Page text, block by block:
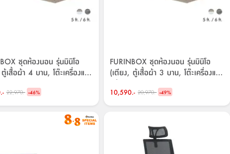
ชุดห้องนอน รุ่นมินิโอ
เสื้อผ้า 4 บาน, โต๊ะเครื่องแป้ง
ล)
22,970.- -46%
FURINBOX ชุดห้องนอน รุ่นมินิโอ
(เตียง, ตู้เสื้อผ้า 3 บาน, โต๊ะเครื่องแป้ง
พร้อมสตูล)
10,590.- 20,970.- -49%